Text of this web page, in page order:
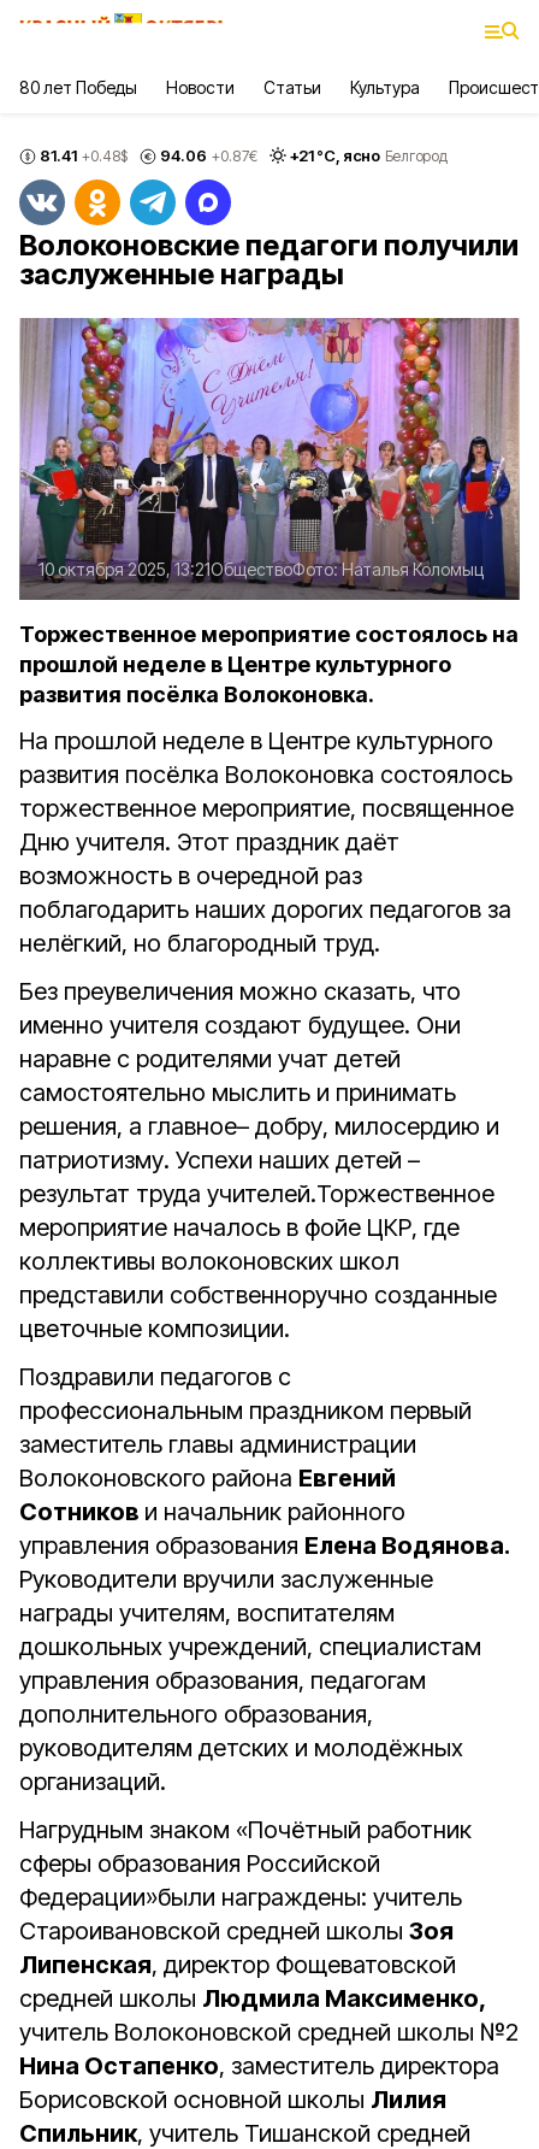
80 лет Победы Новости Статьи Культура
81.41 +0.48$ 94.06 +0.87€ +21°С, ясно Белгород
Волоконовские педагоги получили
заслуженные награды
10 октября 2025, 13:21ОбществоФото:Наталья Коломыц
Торжественное мероприятие состоялось на
прошлой неделе в Центре культурного
развития посёлка Волоконовка.
На прошлой неделе в Центре культурного
развития посёлка Волоконовка состоялось
торжественное мероприятие, посвященное
Дню учителя. Этот праздник даёт
возможность в очередной раз
поблагодарить наших дорогих педагогов за
нелёгкий, но благородный труд.
Без преувеличения можно сказать, что
именно учителя создают будущее. Они
наравне с родителями учат детей
самостоятельно мыслить и принимать
решения, а главное– добру, милосердию и
патриотизму. Успехи наших детей –
результат труда учителей.Торжественное
мероприятие началось в фойе ЦКР, где
коллективы волоконовских школ
представили собственноручно созданные
цветочные композиции.
Поздравили педагогов с
профессиональным праздником первый
заместитель главы администрации
Волоконовского района Евгений
Сотников и начальник районного
управления образования Елена Водянова.
Руководители вручили заслуженные
награды учителям, воспитателям
дошкольных учреждений, специалистам
управления образования, педагогам
дополнительного образования,
руководителям детских и молодёжных
организаций.
Нагрудным знаком «Почётный работник
сферы образования Российской
Федерации»были награждены: учитель
Староивановской средней школы Зоя
Липенская, директор Фощеватовской
средней школы Людмила Максименко,
учитель Волоконовской средней школы №2
Нина Остапенко, заместитель директора
Борисовской основной школы Лилия
Спильник, учитель Тишанской средней